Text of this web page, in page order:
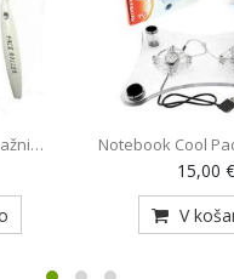
Notebook Cool
hlajenje za
ventilatorjema
15,00 €
V